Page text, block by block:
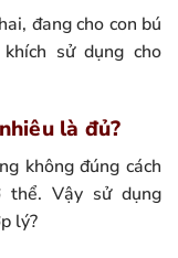
đang cho con bú
sử dụng cho
là đủ?
không đúng cách
thể. Vậy sử dụng
lý?